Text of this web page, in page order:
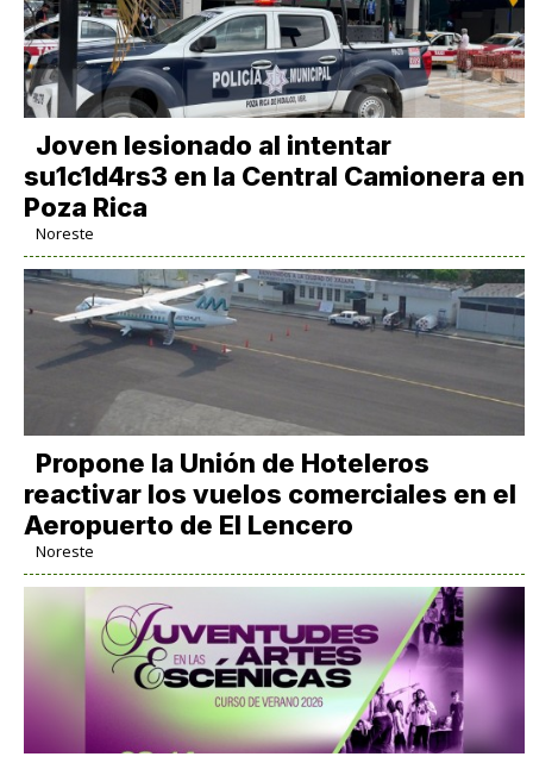
Joven lesionado al intentar
su1c1d4rs3 en la Central Camionera en
Poza Rica
Noreste
Propone la Unión de Hoteleros
reactivar los vuelos comerciales en el
Aeropuerto de El Lencero
Noreste